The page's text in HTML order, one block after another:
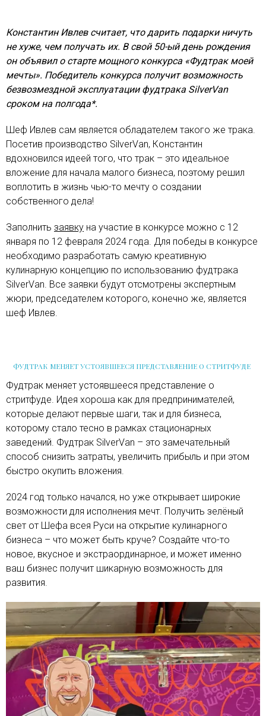
Константин Ивлев считает, что дарить подарки ничуть
не хуже, чем получать их. В свой 50-ый день рождения
он объявил о старте мощного конкурса «Фудтрак моей
мечты». Победитель конкурса получит возможность
безвозмездной эксплуатации фудтрака SilverVan
сроком на полгода*.
Шеф Ивлев сам является обладателем такого же трака.
Посетив производство SilverVan, Константин
вдохновился идеей того, что трак – это идеальное
вложение для начала малого бизнеса, поэтому решил
воплотить в жизнь чью-то мечту о создании
собственного дела!
Заполнить заявку на участие в конкурсе можно с 12
января по 12 февраля 2024 года. Для победы в конкурсе
необходимо разработать самую креативную
кулинарную концепцию по использованию фудтрака
SilverVan. Все заявки будут отсмотрены экспертным
жюри, председателем которого, конечно же, является
шеф Ивлев.
ФУДТРАК МЕНЯЕТ УСТОЯВШЕЕСЯ ПРЕДСТАВЛЕНИЕ О СТРИТФУДЕ
Фудтрак меняет устоявшееся представление о
стритфуде. Идея хороша как для предпринимателей,
которые делают первые шаги, так и для бизнеса,
которому стало тесно в рамках стационарных
заведений. Фудтрак SilverVan – это замечательный
способ снизить затраты, увеличить прибыль и при этом
быстро окупить вложения.
2024 год только начался, но уже открывает широкие
возможности для исполнения мечт. Получить зелёный
свет от Шефа всея Руси на открытие кулинарного
бизнеса – что может быть круче? Создайте что-то
новое, вкусное и экстраординарное, и может именно
ваш бизнес получит шикарную возможность для
развития.